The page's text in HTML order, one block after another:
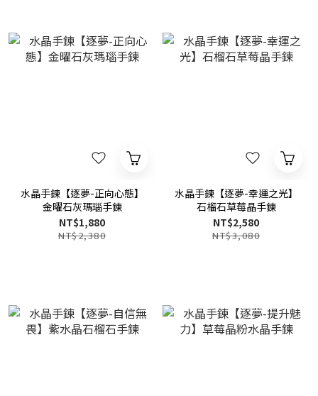
水晶手鍊【逐夢-正向心態】
金曜石灰瑪瑙手鍊
NT$1,880
NT$2,380
水晶手鍊【逐夢-幸運之光】
石榴石草莓晶手鍊
NT$2,580
NT$3,080